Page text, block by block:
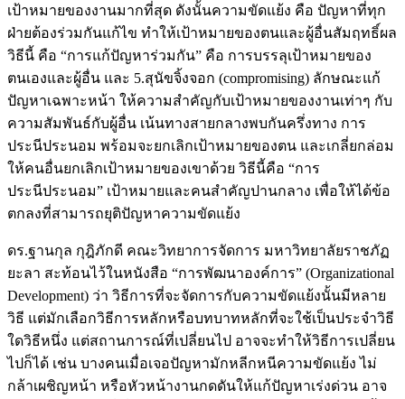
เป้าหมายของงานมากที่สุด ดังนั้นความขัดแย้ง คือ ปัญหาที่ทุก
ฝ่ายต้องร่วมกันแก้ไข ทำให้เป้าหมายของตนและผู้อื่นสัมฤทธิ์ผล
วิธีนี้ คือ “การแก้ปัญหาร่วมกัน” คือ การบรรลุเป้าหมายของ
ตนเองและผู้อื่น และ 5.สุนัขจิ้งจอก (compromising) ลักษณะแก้
ปัญหาเฉพาะหน้า ให้ความสำคัญกับเป้าหมายของงานเท่าๆ กับ
ความสัมพันธ์กับผู้อื่น เน้นทางสายกลางพบกันครึ่งทาง การ
ประนีประนอม พร้อมจะยกเลิกเป้าหมายของตน และเกลี่ยกล่อม
ให้คนอื่นยกเลิกเป้าหมายของเขาด้วย วิธีนี้คือ “การ
ประนีประนอม” เป้าหมายและคนสำคัญปานกลาง เพื่อให้ได้ข้อ
ตกลงที่สามารถยุติปัญหาความขัดแย้ง
ดร.ฐานกุล กุฎิภักดี คณะวิทยาการจัดการ มหาวิทยาลัยราชภัฏ
ยะลา สะท้อนไว้ในหนังสือ “การพัฒนาองค์การ” (Organizational
Development) ว่า วิธีการที่จะจัดการกับความขัดแย้งนั้นมีหลาย
วิธี แต่มักเลือกวิธีการหลักหรือบทบาทหลักที่จะใช้เป็นประจำวิธี
ใดวิธีหนึ่ง แต่สถานการณ์ที่เปลี่ยนไป อาจจะทำให้วิธีการเปลี่ยน
ไปก็ได้ เช่น บางคนเมื่อเจอปัญหามักหลีกหนีความขัดแย้ง ไม่
กล้าเผชิญหน้า หรือหัวหน้างานกดดันให้แก้ปัญหาเร่งด่วน อาจ